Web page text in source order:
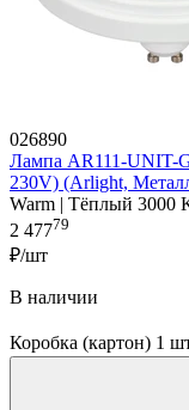
026890
Лампа AR111-UNIT-
230V) (Arlight,
Warm | Тёплый 3000
2 47779
₽/шт
В наличии
Коробка (картон) 1